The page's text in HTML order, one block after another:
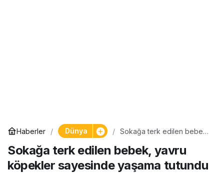
Haberler Dünya
Sokağa terk edilen bebek,
yaşama tutundu
Sokağa terk edilen bebek, yavru
köpekler sayesinde yaşama tutundu